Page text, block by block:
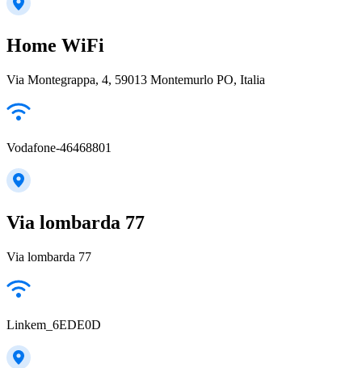
Home WiFi
Via Montegrappa, 4, 59013 Montemurlo PO, Italia
Vodafone-46468801
Via lombarda 77
Via lombarda 77
Linkem_6EDE0D